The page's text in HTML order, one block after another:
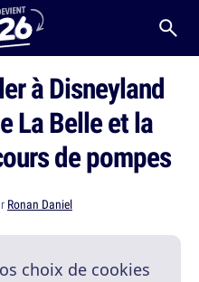
à Disneyland
La Belle et la
de pompes
Ronan Daniel
choix de cookies